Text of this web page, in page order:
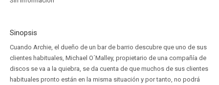
Sinopsis
Cuando Archie, el dueño de un bar de barrio descubre que uno de sus
clientes habituales, Michael O´Malley, propietario de una compañía de
discos se va a la quiebra, se da cuenta de que muchos de sus clientes
habituales pronto están en la misma situación y por tanto, no podrá